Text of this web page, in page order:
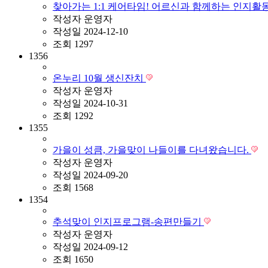
찾아가는 1:1 케어타임! 어르신과 함께하는 인지활
작성자 운영자
작성일 2024-12-10
조회 1297
1356
온누리 10월 생신잔치
작성자 운영자
작성일 2024-10-31
조회 1292
1355
가을이 성큼, 가을맞이 나들이를 다녀왔습니다.
작성자 운영자
작성일 2024-09-20
조회 1568
1354
추석맞이 인지프로그램-송편만들기
작성자 운영자
작성일 2024-09-12
조회 1650